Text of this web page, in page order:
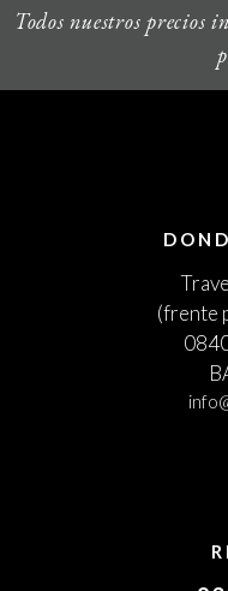
Todos nuestros precios
(frente